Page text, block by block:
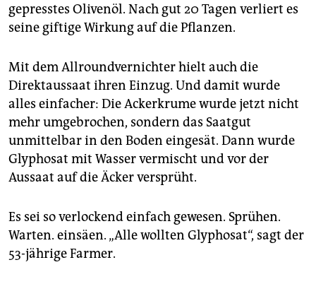
gepresstes Olivenöl. Nach gut 20 Tagen verliert es
seine giftige Wirkung auf die Pflanzen.
Mit dem Allroundvernichter hielt auch die
Direktaussaat ihren Einzug. Und damit wurde
alles einfacher: Die Ackerkrume wurde jetzt nicht
mehr umgebrochen, sondern das Saatgut
unmittelbar in den Boden eingesät. Dann wurde
Glyphosat mit Wasser vermischt und vor der
Aussaat auf die Äcker versprüht.
Es sei so verlockend einfach gewesen. Sprühen.
Warten. einsäen. „Alle wollten Glyphosat“, sagt der
53-jährige Farmer.